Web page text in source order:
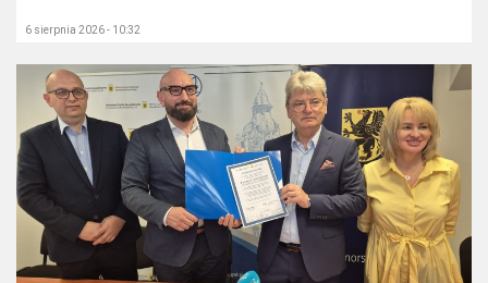
6 sierpnia 2026 - 10:32